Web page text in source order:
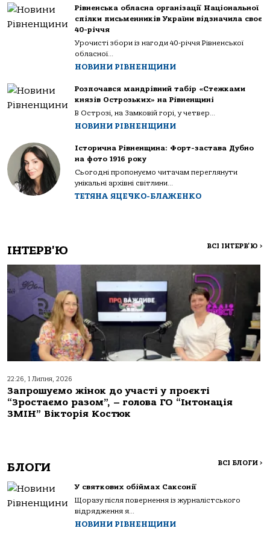
Рівненська обласна організації Національної
спілки письменників України відзначила своє
40-річчя
Урочисті збори із нагоди 40-річчя Рівненської
обласної...
НОВИНИ РІВНЕНЩИНИ
Розпочався мандрівний табір «Стежками
князів Острозьких» на Рівненщині
В Острозі, на Замковій горі, у четвер...
НОВИНИ РІВНЕНЩИНИ
Історична Рівненщина: Форт-застава Дубно
на фото 1916 року
Сьогодні пропонуємо читачам переглянути
унікальні архівні світлини...
ТЕТЯНА ЯЦЕЧКО-БЛАЖЕНКО
ІНТЕРВ'Ю ВСІ ІНТЕРВ'Ю >
22:26, 1 Липня, 2026
Запрошуємо жінок до участі у проєкті
“Зростаємо разом”, – голова ГО “Інтонація
ЗМІН” Вікторія Костюк
БЛОГИ ВСІ БЛОГИ >
У святкових обіймах Саксонії
Щоразу після повернення із журналістського
відрядження я...
НОВИНИ РІВНЕНЩИНИ